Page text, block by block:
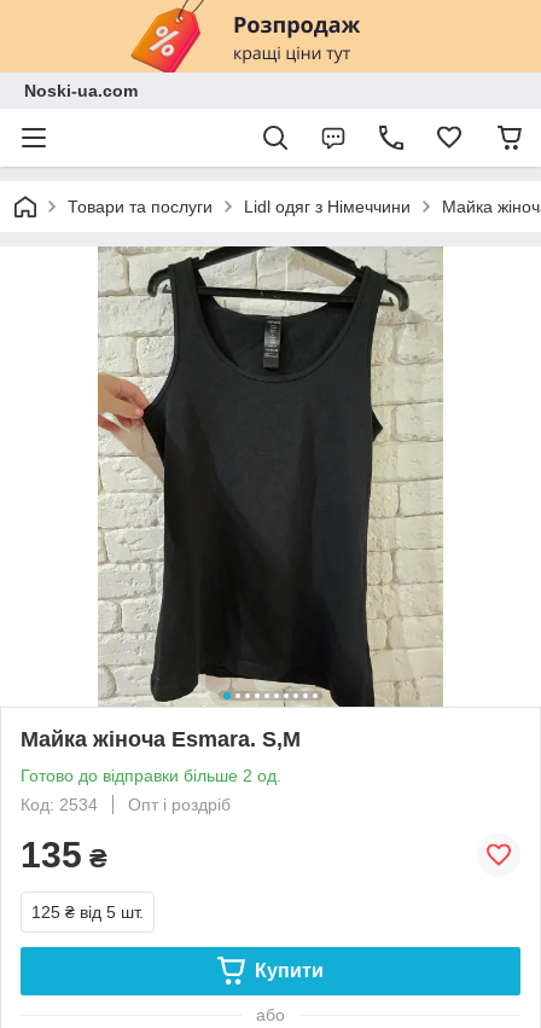
Noski-ua.com
Товари та послуги Lidl одяг з Німеччини Майка
Майка жіноча Esmara. S,M
Готово до відправки більше 2 од.
Код: 2534
Опт і роздріб
135 ₴
125 ₴ від 5 шт.
Купити
або